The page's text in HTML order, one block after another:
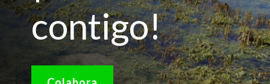
contigo!